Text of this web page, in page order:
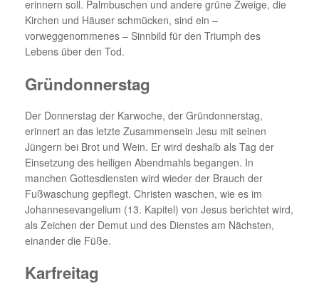
erinnern soll. Palmbuschen und andere grüne Zweige, die
Kirchen und Häuser schmücken, sind ein –
vorweggenommenes – Sinnbild für den Triumph des
Lebens über den Tod.
Gründonnerstag
Der Donnerstag der Karwoche, der Gründonnerstag,
erinnert an das letzte Zusammensein Jesu mit seinen
Jüngern bei Brot und Wein. Er wird deshalb als Tag der
Einsetzung des heiligen Abendmahls begangen. In
manchen Gottesdiensten wird wieder der Brauch der
Fußwaschung gepflegt. Christen waschen, wie es im
Johannesevangelium (13. Kapitel) von Jesus berichtet wird,
als Zeichen der Demut und des Dienstes am Nächsten,
einander die Füße.
Karfreitag